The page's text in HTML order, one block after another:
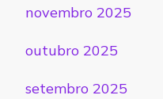
novembro 2025
outubro 2025
setembro 2025